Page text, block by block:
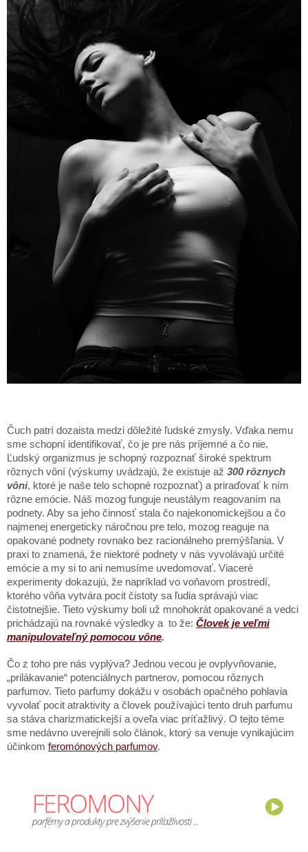
Čuch patrí dozaista medzi dôležité ľudské zmysly. Vďaka nemu
sme schopní identifikovať, čo je pre nás príjemné a čo nie.
Ľudský organizmus je schopný rozpoznať široké spektrum
rôznych vôní (výskumy uvádzajú, že existuje až 300 rôznych
vôni, ktoré je naše telo schopné rozpoznať) a priraďovať k ním
rôzne emócie. Náš mozog funguje neustálym reagovaním na
podnety. Aby sa jeho činnosť stala čo najekonomickejšou a čo
najmenej energeticky náročnou pre telo, mozog reaguje na
opakované podnety rovnako bez racionálneho premýšľania. V
praxi to znamená, že niektoré podnety v nás vyvolávajú určité
emócie a my si to ani nemusíme uvedomovať. Viaceré
experimenty dokazujú, že napríklad vo voňavom prostredí,
ktorého vôňa vytvára pocit čistoty sa ľudia správajú viac
čistotnejšie. Tieto výskumy boli už mnohokrát opakované a vedci
prichádzajú na rovnaké výsledky a to že: Človek je veľmi
manipulovateľný pomocou vône.
Čo z toho pre nás vyplýva? Jednou vecou je ovplyvňovanie,
„prilákavanie“ potenciálnych partnerov, pomocou rôznych
parfumov. Tieto parfumy dokážu v osobách opačného pohlavia
vyvolať pocit atraktivity a človek používajúci tento druh parfumu
sa stáva charizmatickejší a oveľa viac príťažlivý. O tejto téme
sme nedávno uverejnili solo článok, ktorý sa venuje vynikajúcim
účinkom feromónových parfumov.